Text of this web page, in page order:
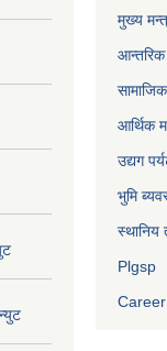
मुख्य
आन्तरिक
आर्थिक
उद्यग
भुमि
स्थानिय
Plgsp